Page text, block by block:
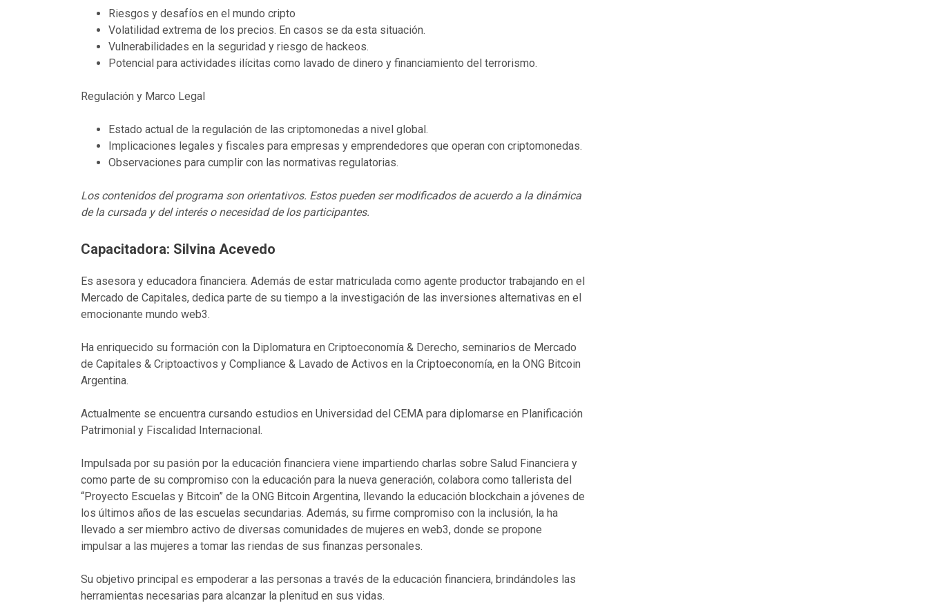
Riesgos y desafíos en el mundo cripto
Volatilidad extrema de los precios. En casos se da esta situación.
Vulnerabilidades en la seguridad y riesgo de hackeos.
Potencial para actividades ilícitas como lavado de dinero y financiamiento del terrorismo.
Regulación y Marco Legal
Estado actual de la regulación de las criptomonedas a nivel global.
Implicaciones legales y fiscales para empresas y emprendedores que operan con criptomonedas.
Observaciones para cumplir con las normativas regulatorias.
Los contenidos del programa son orientativos. Estos pueden ser modificados de acuerdo a la dinámica
de la cursada y del interés o necesidad de los participantes.
Capacitadora: Silvina Acevedo
Es asesora y educadora financiera. Además de estar matriculada como agente productor trabajando en el
Mercado de Capitales, dedica parte de su tiempo a la investigación de las inversiones alternativas en el
emocionante mundo web3.
Ha enriquecido su formación con la Diplomatura en Criptoeconomía & Derecho, seminarios de Mercado
de Capitales & Criptoactivos y Compliance & Lavado de Activos en la Criptoeconomía, en la ONG Bitcoin
Argentina.
Actualmente se encuentra cursando estudios en Universidad del CEMA para diplomarse en Planificación
Patrimonial y Fiscalidad Internacional.
Impulsada por su pasión por la educación financiera viene impartiendo charlas sobre Salud Financiera y
como parte de su compromiso con la educación para la nueva generación, colabora como tallerista del
“Proyecto Escuelas y Bitcoin” de la ONG Bitcoin Argentina, llevando la educación blockchain a jóvenes de
los últimos años de las escuelas secundarias. Además, su firme compromiso con la inclusión, la ha
llevado a ser miembro activo de diversas comunidades de mujeres en web3, donde se propone
impulsar a las mujeres a tomar las riendas de sus finanzas personales.
Su objetivo principal es empoderar a las personas a través de la educación financiera, brindándoles las
herramientas necesarias para alcanzar la plenitud en sus vidas.